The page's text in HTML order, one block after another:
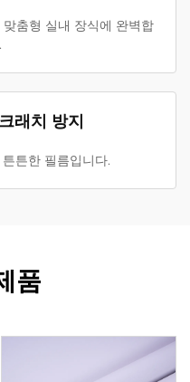
춤형 실내 장식에 완벽합
래치 방지
튼한 필름입니다.
품